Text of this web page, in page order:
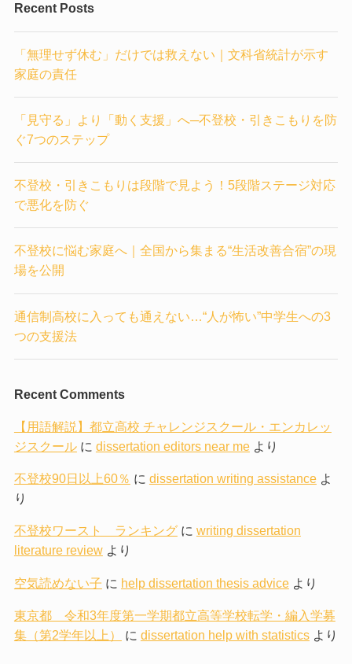
Recent Posts
「無理せず休む」だけでは救えない｜文科省統計が示す
家庭の責任
「見守る」より「動く支援」へ─不登校・引きこもりを防
ぐ7つのステップ
不登校・引きこもりは段階で見よう！5段階ステージ対応
で悪化を防ぐ
不登校に悩む家庭へ｜全国から集まる“生活改善合宿”の現
場を公開
通信制高校に入っても通えない…“人が怖い”中学生への3
つの支援法
Recent Comments
【用語解説】都立高校 チャレンジスクール・エンカレッ
ジスクールに dissertation editors near meより
不登校90日以上60％ に dissertation writing assistanceよ
り
不登校ワースト ランキングに writing dissertation
literature reviewより
空気読めない子 に help dissertation thesis adviceより
東京都 令和3年度第一学期都立高等学校転学・編入学募
集（第2学年以上）
に dissertation help with statisticsより